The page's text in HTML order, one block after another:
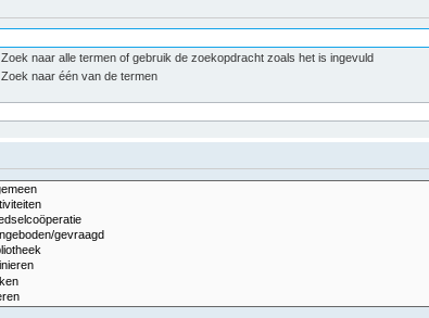
Zoek naar alle termen of gebruik de zoekopdracht zoals het is ingevuld
Zoek naar één van de termen